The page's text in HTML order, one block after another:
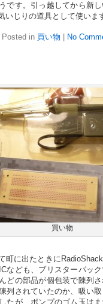
です。引っ越してから新
いじりの道具として使いま
Posted in 買い物 No
買い物
町に出たときに
なども、ブリスターパッ
どの部品が個包装で陳列
列されていたのか、吸い
たが、ポンプのゴム玉は